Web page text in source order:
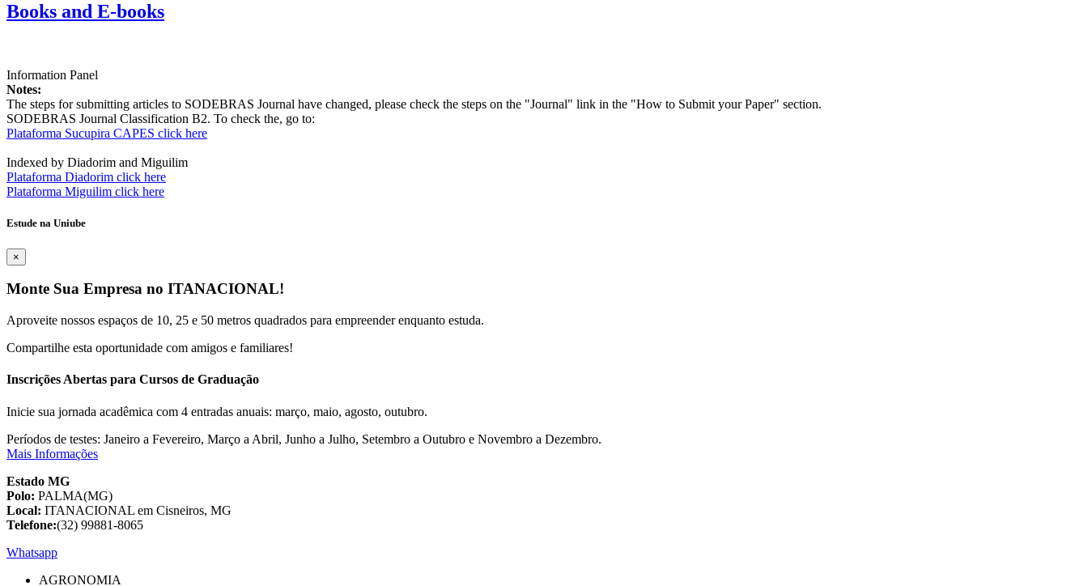
Books and E-books
Information Panel
Notes:
The steps for submitting articles to SODEBRAS Journal have changed, please check the steps on the "Journal" link in the "How to Submit your Paper" section.
SODEBRAS Journal Classification B2. To check the, go to:
Plataforma Sucupira CAPES click here
Indexed by Diadorim and Miguilim
Plataforma Diadorim click here
Plataforma Miguilim click here
Estude na Uniube
×
Monte Sua Empresa no ITANACIONAL!
Aproveite nossos espaços de 10, 25 e 50 metros quadrados para empreender enquanto estuda.
Compartilhe esta oportunidade com amigos e familiares!
Inscrições Abertas para Cursos de Graduação
Inicie sua jornada acadêmica com 4 entradas anuais: março, maio, agosto, outubro.
Períodos de testes: Janeiro a Fevereiro, Março a Abril, Junho a Julho, Setembro a Outubro e Novembro a Dezembro.
Mais Informações
Estado MG
Polo: PALMA(MG)
Local: ITANACIONAL em Cisneiros, MG
Telefone:(32) 99881-8065
Whatsapp
AGRONOMIA